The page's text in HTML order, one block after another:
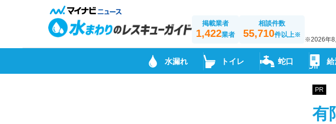
掲載業者
1,422業者
相談件数
55,710件以上※
※2026年8
水漏れ トイレ 蛇口 給
PR
有